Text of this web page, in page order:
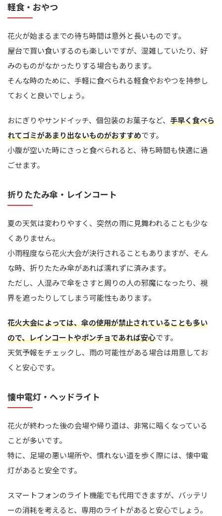
軽食・おやつ
花火が始まるまでの待ち時間は意外と長いものです。
屋台で買い食いするのも楽しいですが、混雑していたり、好
みのものがなかったりする場合もあります。
そんな時のために、手軽に食べられる軽食やおやつを持参し
ておくと良いでしょう。
おにぎりやサンドイッチ、個包装のお菓子など、 手早く食べら
れてゴミがあまり出ないものがおすすめです。
小腹が空いた時にさっと食べられると、待ち時間も快適に過
ごせます。
折りたたみ傘・レインコート
夏の天気は変わりやすく、突然の雨に見舞われることも少な
くありません。
小雨程度なら花火大会が決行されることもありますが、そん
な時、折りたたみ傘があれば濡れずに済みます。
ただし、人混みで傘をさすと周りの人の邪魔になったり、視
界を遮ったりしてしまう可能性もあります。
花火大会によっては、傘の使用が禁止されていることも多い
ので、レインコートやポンチョであれば安心です。
天気予報をチェックし、雨の可能性がある場合は用意してお
くと安心です。
懐中電灯・ヘッドライト
花火が終わった後の会場や帰り道は、非常に暗くなっている
ことが多いです。
特に、足場の悪い場所や、慣れない道を歩く際には、懐中電
灯があると安全です。
スマートフォンのライト機能でも代用できますが、バッテリ
ーの消耗を考えると、専用のライトがあると安心でしょう。